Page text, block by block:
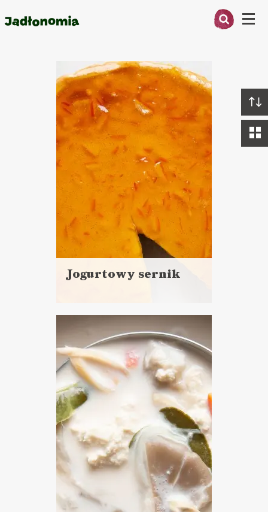
Menu
O MNIE
PRZEPISY
ARTYKUŁY
KSIĄŻKI
KONTAKT
Jogurtowy sernik
więcej
Czas przygotowania:
minimum 24 godziny czekania
+ 25 minut pracy
CIASTA I DESERY
WIELKANOC ?